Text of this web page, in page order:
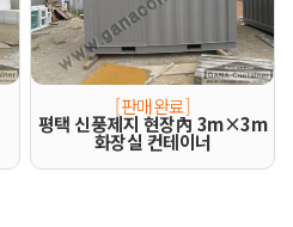
[판매완료]
평택 신풍제지 현장內 3m×3m
화장실 컨테이너